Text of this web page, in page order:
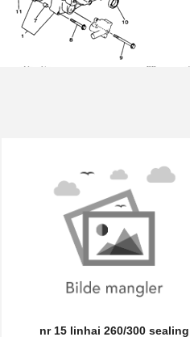
nr 15 linhai 260/300 sealing